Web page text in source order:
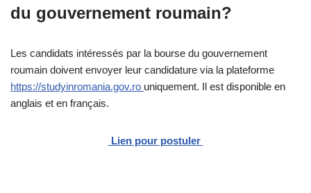
du gouvernement roumain?
Les candidats intéressés par la bourse du gouvernement
roumain doivent envoyer leur candidature via la plateforme
https://studyinromania.gov.ro uniquement. Il est disponible en
anglais et en français.
Lien pour postuler